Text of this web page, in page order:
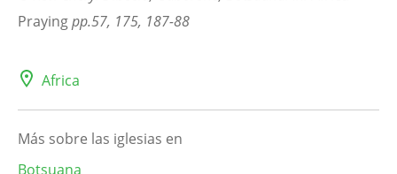
Prayingpp.57, 175, 187-88
Africa
Más sobre las iglesias en
Botsuana